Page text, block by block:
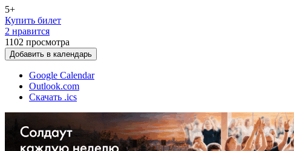
5+
Купить билет
2 нравится
1102 просмотра
Добавить в календарь
Google Calendar
Outlook.com
Скачать .ics